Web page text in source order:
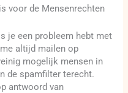
voor de Mensenrechten
je een probleem hebt met
altijd mailen op
mogelijk mensen in
de spamfilter terecht.
antwoord van